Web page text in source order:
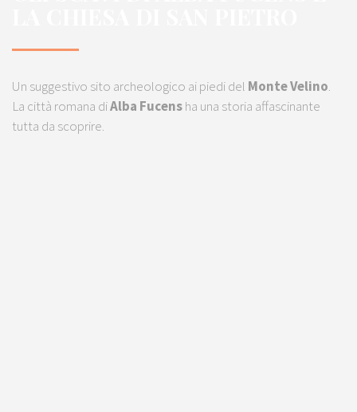
Un suggestivo sito archeologico ai piedi del Monte Velino.
La città romana diAlba Fucensha una storia affascinante
tutta da scoprire.